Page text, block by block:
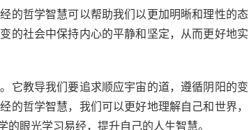
的哲学智慧可以帮助我们以更加明晰和理性的态
的社会中保持内心的平静和坚定，从而更好地实
它教导我们要追求顺应宇宙的道，遵循阴阳的变
哲学智慧，我们可以更好地理解自己和世界，
眼光学习易经，提升自己的人生智慧。